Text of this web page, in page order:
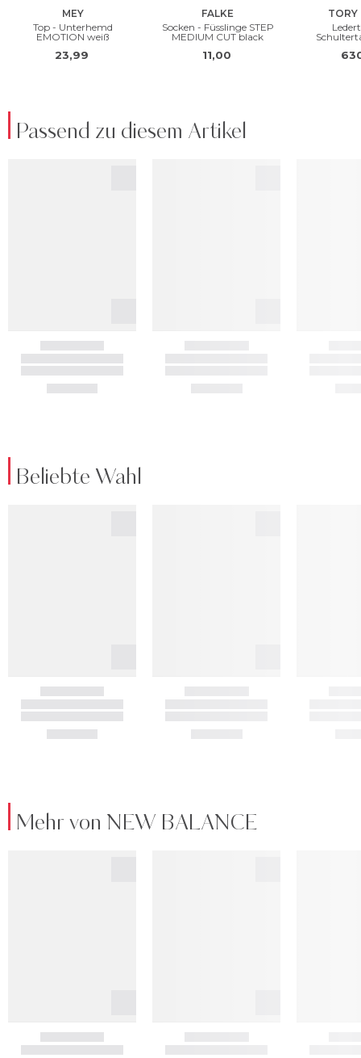
Passend zu diesem Artikel
Beliebte Wahl
Mehr von NEW BALANCE